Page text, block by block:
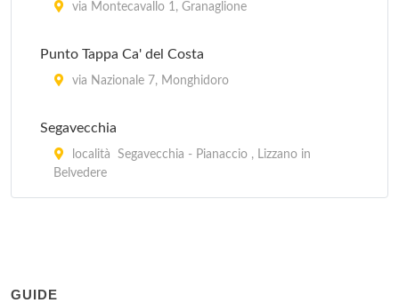
Anna
Arcadia
via Montecavallo 1, Granaglione
Punto Tappa Ca' del Costa
via Nazionale 7, Monghidoro
Segavecchia
località Segavecchia - Pianaccio , Lizzano in
Belvedere
GUIDE